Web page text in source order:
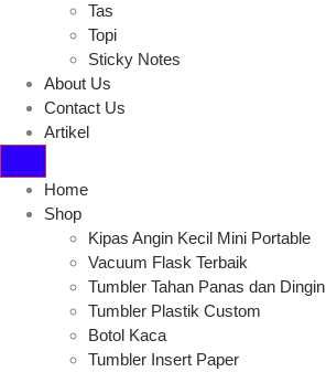
Tas
Topi
Sticky Notes
About Us
Contact Us
Artikel
Home
Shop
Kipas Angin Kecil Mini Portable
Vacuum Flask Terbaik
Tumbler Tahan Panas dan Dingin
Tumbler Plastik Custom
Botol Kaca
Tumbler Insert Paper